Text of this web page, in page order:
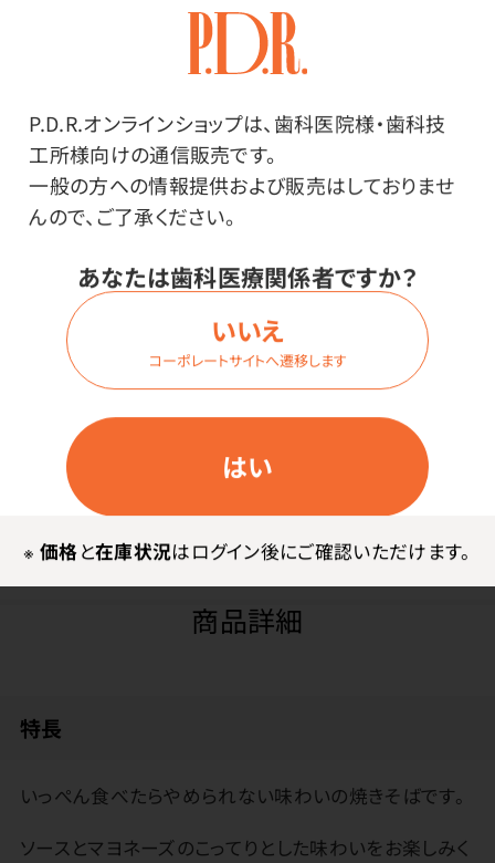
P.D.R.オンラインショップは、歯科医院様・歯科技
工所様向けの通信販売です。
一般の方への情報提供および販売はしておりませ
んので、ご了承ください。
あなたは歯科医療関係者ですか？
はい
いいえ
コーポレートサイトへ遷移します
※ 価格と在庫状況はログイン後にご確認いただけます。
商品番号：95-5311
在庫：×
種類：
やみつき塩だれ味
1箱（12個入）
価格はログイン後表示
ログイン
商品詳細
特長
いっぺん食べたらやめられない味わいの焼きそばです。
ソースとマヨネーズのこってりとした味わいをお楽しみく